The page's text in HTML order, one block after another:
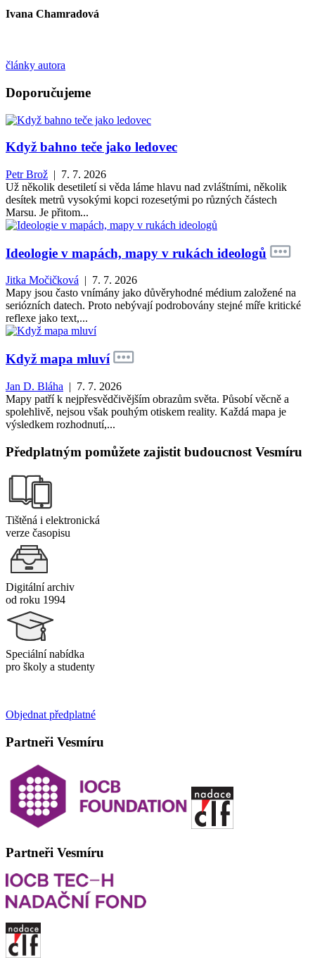
Ivana Chamradová
články autora
Doporučujeme
Když bahno teče jako ledovec
Petr Brož | 7. 7. 2026
Už několik desetiletí si věda láme hlavu nad zvláštními, několik
desítek metrů vysokými kopci rozesetými po různých částech
Marsu. Je přitom...
Ideologie v mapách, mapy v rukách ideologů
Jitka Močičková | 7. 7. 2026
Mapy jsou často vnímány jako důvěryhodné médium založené na
seriózních datech. Proto nebývají podrobovány stejné míře kritické
reflexe jako text,...
Když mapa mluví
Jan D. Bláha | 7. 7. 2026
Mapy patří k nejpřesvědčivějším obrazům světa. Působí věcně a
spolehlivě, nejsou však pouhým otiskem reality. Každá mapa je
výsledkem rozhodnutí,...
Předplatným pomůžete zajistit budoucnost Vesmíru
Tištěná i elektronická
verze časopisu
Digitální archiv
od roku 1994
Speciální nabídka
pro školy a studenty
Objednat předplatné
Partneři Vesmíru
Partneři Vesmíru